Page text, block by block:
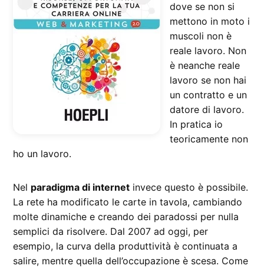
dove se non si
mettono in moto i
muscoli non è
reale lavoro. Non
è neanche reale
lavoro se non hai
un contratto e un
datore di lavoro.
In pratica io
teoricamente non
ho un lavoro.
Nel paradigma di internet invece questo è possibile.
La rete ha modificato le carte in tavola, cambiando
molte dinamiche e creando dei paradossi per nulla
semplici da risolvere. Dal 2007 ad oggi, per
esempio, la curva della produttività è continuata a
salire, mentre quella dell’occupazione è scesa. Come